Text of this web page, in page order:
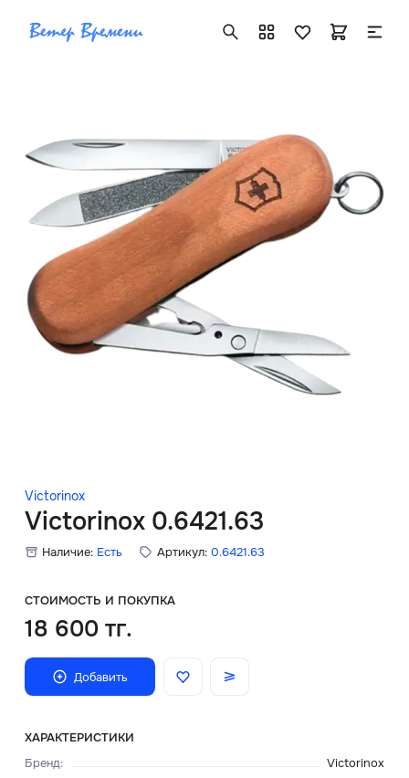
Victorinox
Victorinox 0.6421.63
Наличие: Есть Артикул: 0.6421.63
СТОИМОСТЬ И ПОКУПКА
18 600 тг.
Добавить
ХАРАКТЕРИСТИКИ
Бренд:
Victorinox
+7 ( 705 ) 181-42-50
info@vetervremeni.kz
Авторизация
Каталог
Мужские часы
Главная
О нас